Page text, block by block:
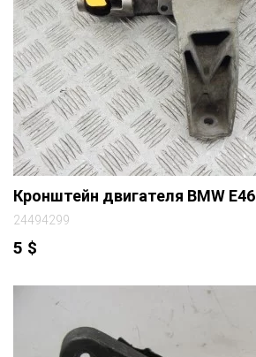
Кронштейн двигателя BMW E46
24494299
5 $